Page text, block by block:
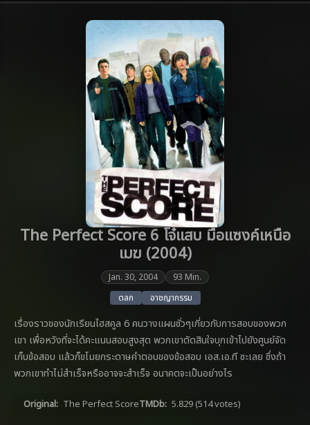
The Perfect Score 6 โจ๋แสบ มือแซงค์เหนือ
เมฆ (2004)
Jan. 30, 2004
93 Min.
ตลก
อาชญากรรม
เรื่องราวของนักเรียนไฮสคูล 6 คนวางแผนชั่วๆเกี่ยวกับการสอบของพวก
เขา เพื่อหวังที่จะได้คะแนนสอบสูงสุด พวกเขาตัดสินใจบุกเข้าไปยังศูนย์จัด
เก็บข้อสอบ แล้วก็ขโมยกระดาษคำตอบของข้อสอบ เอส.เอ.ที ซะเลย ซึ่งถ้า
พวกเขาทำไม่สำเร็จหรืออาจจะสำเร็จ อนาคตจะเป็นอย่างไร
Original: The Perfect ScoreTMDb: 5.829 (514 votes)